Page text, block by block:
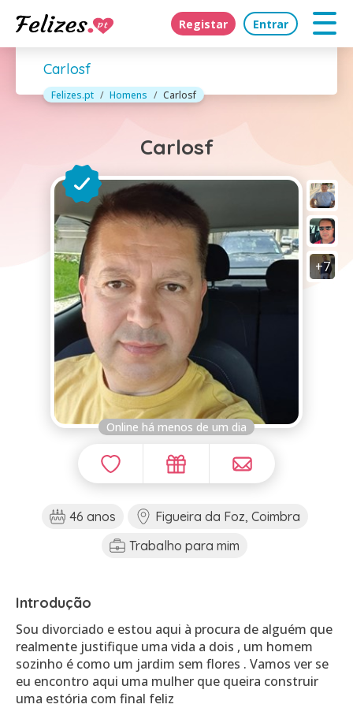
Registar Entrar
Carlosf
Felizes.pt Homens Carlosf
Carlosf
+7
Online há menos de um dia
46 anos
Figueira da Foz, Coimbra
Trabalho para mim
Introdução
Sou divorciado e estou aqui à procura de alguém que
realmente justifique uma vida a dois , um homem
sozinho é como um jardim sem flores . Vamos ver se
eu encontro aqui uma mulher que queira construir
uma estória com final feliz